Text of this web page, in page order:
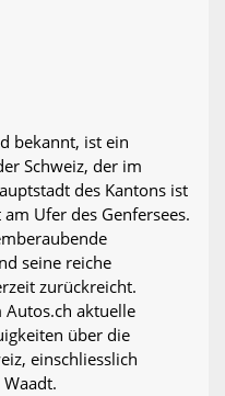
bekannt, ist ein
Schweiz, der im
des Kantons ist
Ufer des Genfersees.
seine reiche
zurückreicht.
Autos.ch aktuelle
über die
einschliesslich